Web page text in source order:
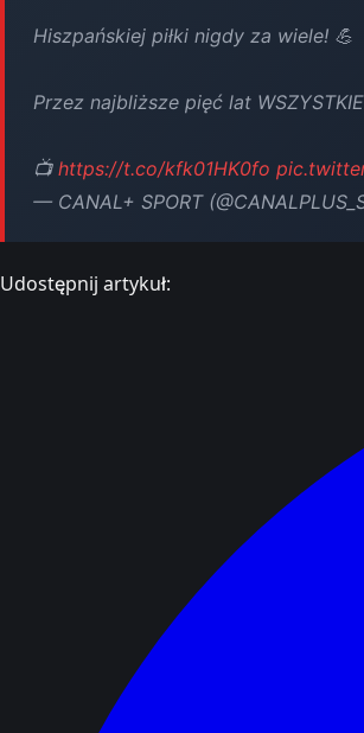
Hiszpańskiej piłki nigdy za wiele! 💪
Przez najbliższe pięć lat
📺 https://t.co/kfk01HK0fo
— CANAL+ SPORT
Udostępnij artykuł: